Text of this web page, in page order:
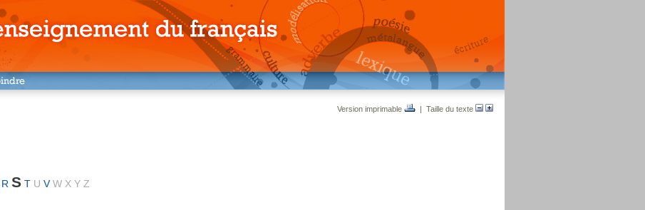
Version imprimable | Taille du texte
R S T U V W X Y Z